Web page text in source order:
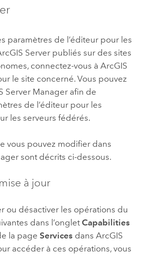
paramètres de l’éditeur pour les
Serverpubliés sur des sites
connectez-vous à ArcGIS
le site concerné. Vous pouvez
Server Managerafin de
de l’éditeur pour les
les serveurs fédérés.
vous pouvez modifier dans
sont décrits ci-dessous.
à jour
ou désactiver les opérations du
dans l’onglet Capabilities
la page Services dans ArcGIS
accéder à ces opérations, vous